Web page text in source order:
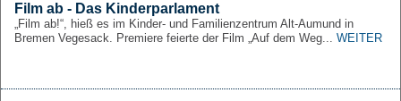
Film ab - Das Kinderparlament
„Film ab!“, hieß es im Kinder- und Familienzentrum Alt-Aumund in
Bremen Vegesack. Premiere feierte der Film „Auf dem Weg... WEITER